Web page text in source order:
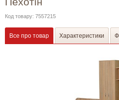
Код товару: 7557215
Все про товар Характеристики